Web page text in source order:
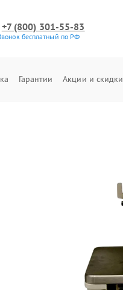
+7 (800) 301-55-83
бесплатный по РФ
Гарантии Акции и скидки